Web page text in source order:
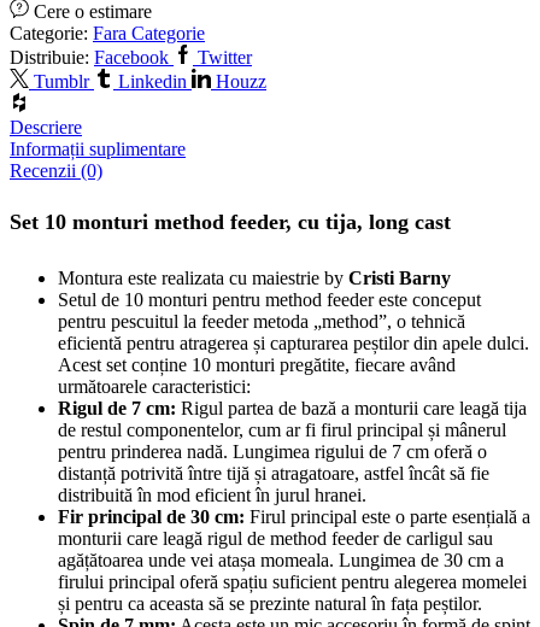
Cere o estimare
Categorie: Fara Categorie
Distribuie: Facebook
Twitter
Tumblr
Linkedin Houzz
Descriere
Informații suplimentare
Recenzii (0)
Set 10 monturi method feeder, cu tija, long cast
Montura este realizata cu maiestrie by Cristi Barny
Setul de 10 monturi pentru method feeder este conceput
pentru pescuitul la feeder metoda „method”, o tehnică
eficientă pentru atragerea și capturarea peștilor din apele dulci.
Acest set conține 10 monturi pregătite, fiecare având
următoarele caracteristici:
Rigul de 7 cm: Rigul partea de bază a monturii care leagă tija
de restul componentelor, cum ar fi firul principal și mânerul
pentru prinderea nadă. Lungimea rigului de 7 cm oferă o
distanță potrivită între tijă și atragatoare, astfel încât să fie
distribuită în mod eficient în jurul hranei.
Fir principal de 30 cm: Firul principal este o parte esențială a
monturii care leagă rigul de method feeder de carligul sau
agățătoarea unde vei atașa momeala. Lungimea de 30 cm a
firului principal oferă spațiu suficient pentru alegerea momelei
și pentru ca aceasta să se prezinte natural în fața peștilor.